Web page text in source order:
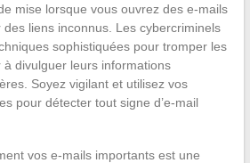
mise lorsque vous ouvrez des e-mails
liens inconnus. Les cybercriminels
sophistiquées pour tromper les
divulguer leurs informations
Soyez vigilant et utilisez vos
pour détecter tout signe d’e-mail
vos e-mails importants est une